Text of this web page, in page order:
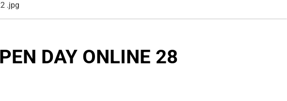
.jpg
DAY ONLINE 28